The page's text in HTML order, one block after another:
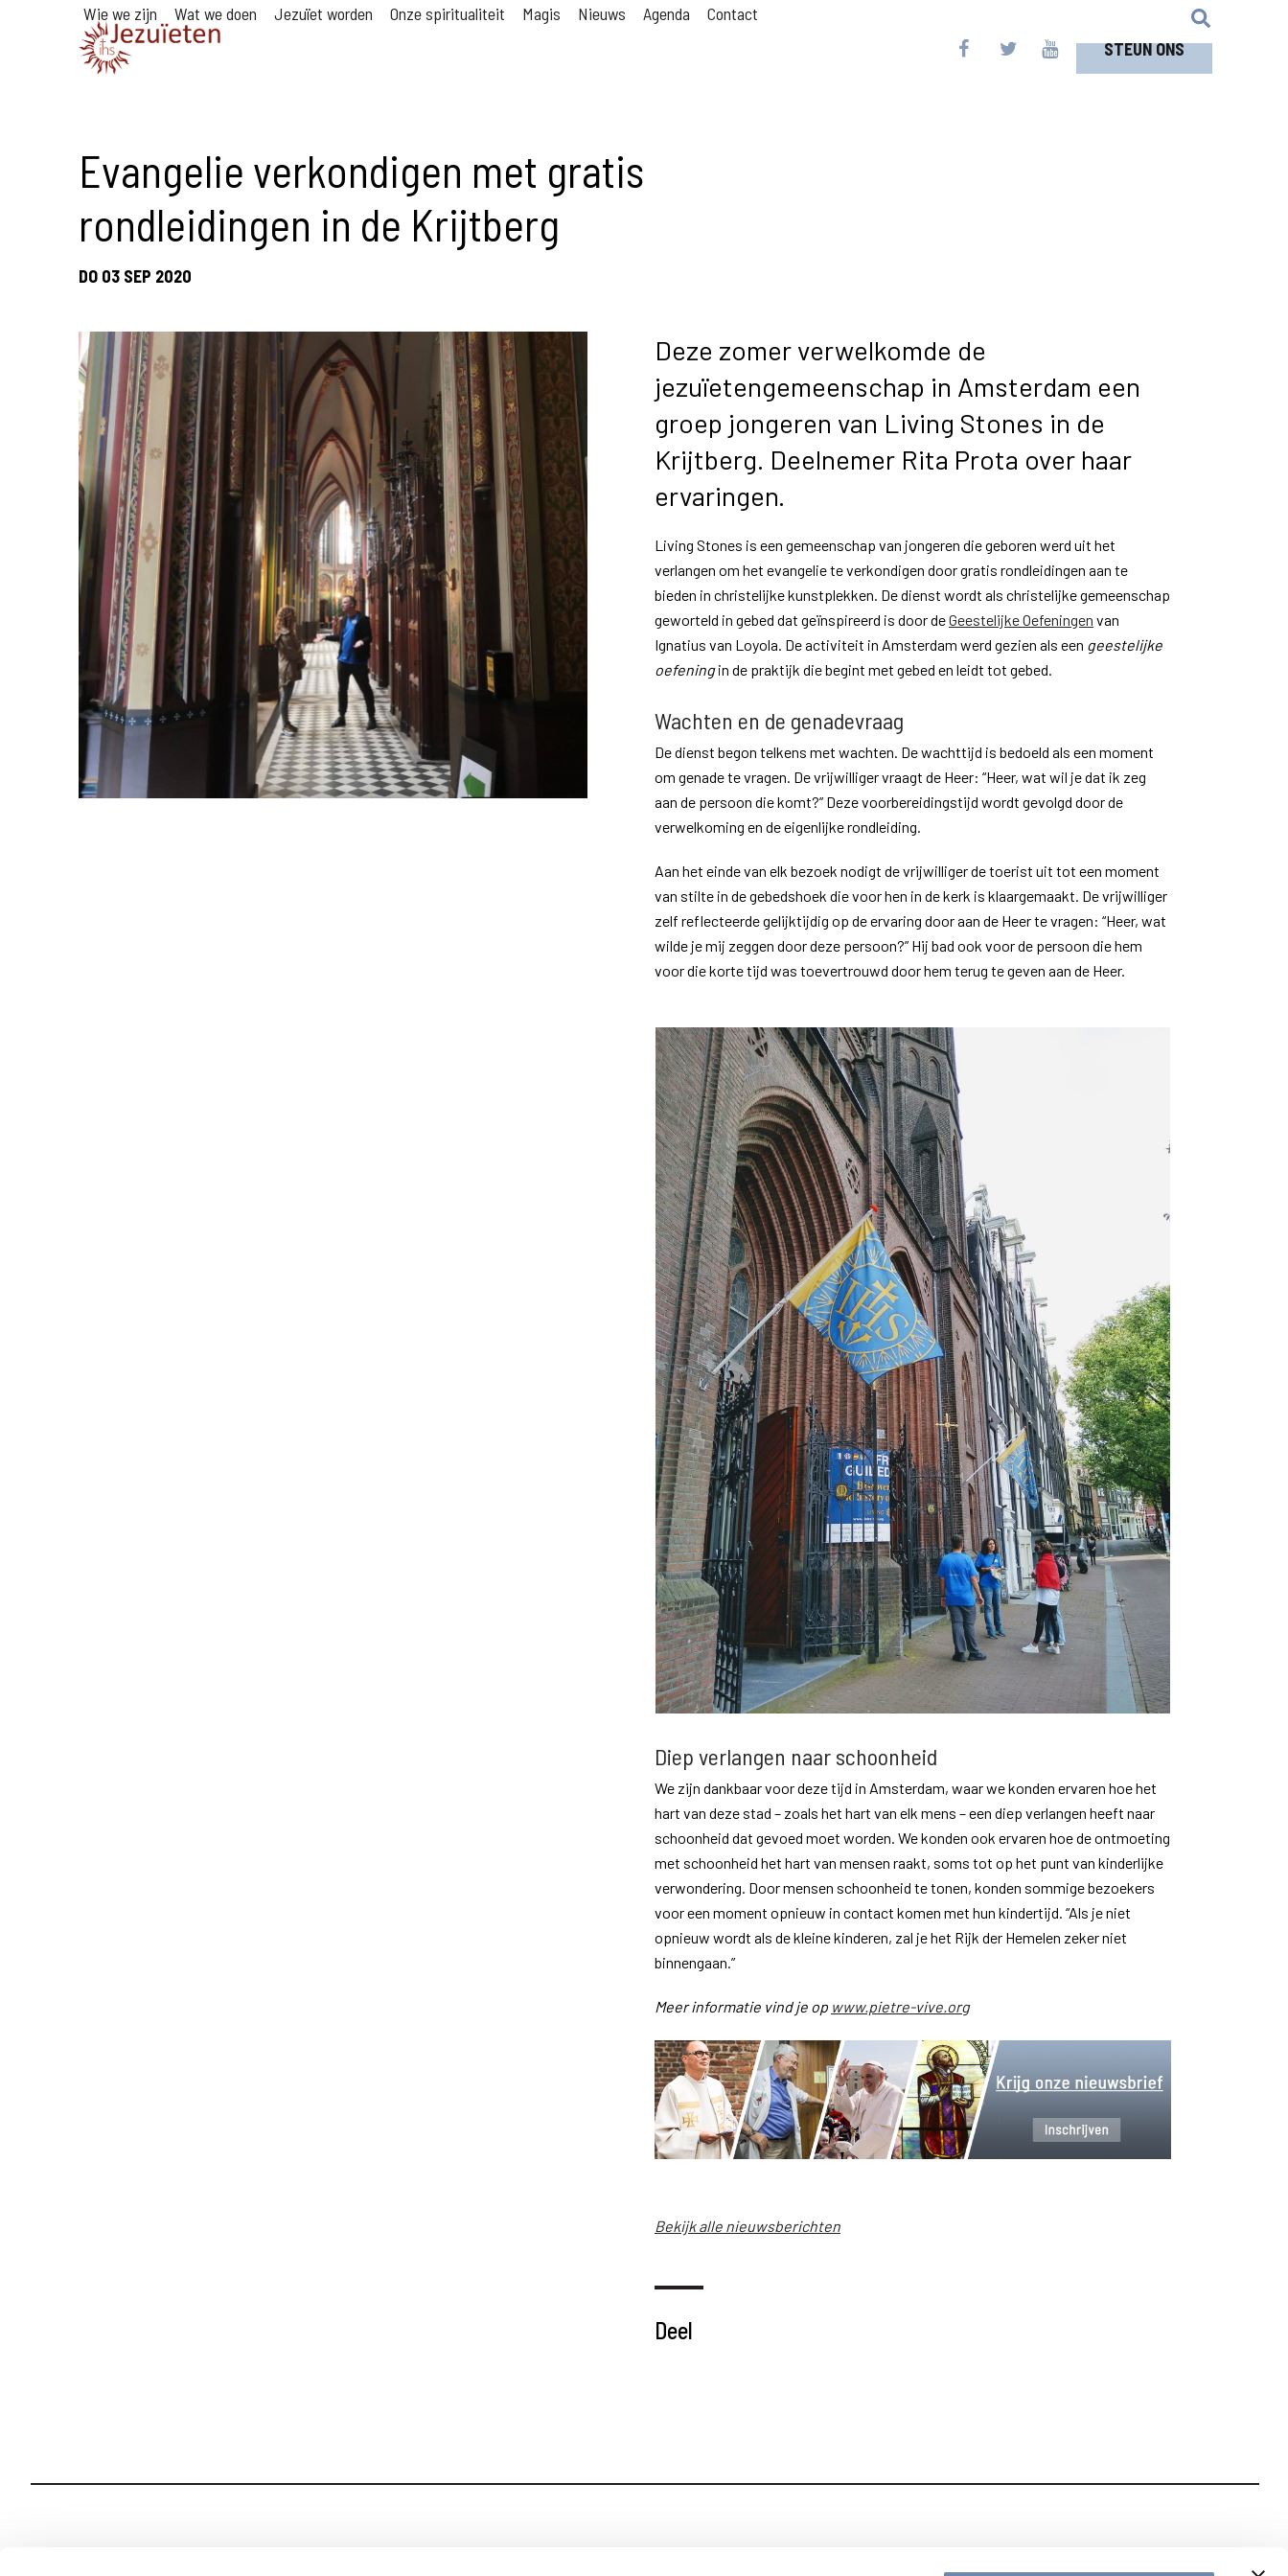
STEUN ONS
Wie we zijn Wat we doen Jezuïet worden Onze spiritualiteit Magis Nieuws Agenda Contact
Evangelie verkondigen met gratis
rondleidingen in de Krijtberg
DO 03 SEP 2020
Deze zomer verwelkomde de
jezuïetengemeenschap in Amsterdam een
groep jongeren van Living Stones in de
Krijtberg. Deelnemer Rita Prota over haar
ervaringen.
Living Stones is een gemeenschap van jongeren die geboren werd uit het
verlangen om het evangelie te verkondigen door gratis rondleidingen aan te
bieden in christelijke kunstplekken. De dienst wordt als christelijke gemeenschap
geworteld in gebed dat geïnspireerd is door deGeestelijke Oefeningen van
Ignatius van Loyola. De activiteit in Amsterdam werd gezien als een geestelijke
oefeningin de praktijk die begint met gebed en leidt tot gebed.
Wachten en de genadevraag
De dienst begon telkens met wachten. De wachttijd is bedoeld als een moment
om genade te vragen. De vrijwilliger vraagt de Heer: “Heer, wat wil je dat ik zeg
aan de persoon die komt?” Deze voorbereidingstijd wordt gevolgd door de
verwelkoming en de eigenlijke rondleiding.
Aan het einde van elk bezoek nodigt de vrijwilliger de toerist uit tot een moment
van stilte in de gebedshoek die voor hen in de kerk is klaargemaakt. De vrijwilliger
zelf reflecteerde gelijktijdig op de ervaring door aan de Heer te vragen: “Heer, wat
wilde je mij zeggen door deze persoon?” Hij bad ook voor de persoon die hem
voor die korte tijd was toevertrouwd door hem terug te geven aan de Heer.
Diep verlangen naar schoonheid
We zijn dankbaar voor deze tijd in Amsterdam, waar we konden ervaren hoe het
hart van deze stad – zoals het hart van elk mens – een diep verlangen heeft naar
schoonheid dat gevoed moet worden. We konden ook ervaren hoe de ontmoeting
met schoonheid het hart van mensen raakt, soms tot op het punt van kinderlijke
verwondering. Door mensen schoonheid te tonen, konden sommige bezoekers
voor een moment opnieuw in contact komen met hun kindertijd. “Als je niet
opnieuw wordt als de kleine kinderen, zal je het Rijk der Hemelen zeker niet
binnengaan.”
Meer informatie vind je op www.pietre-vive.org
Bekijk alle nieuwsberichten
Deel
Blijf op de hoogte met onze nieuwsbrief